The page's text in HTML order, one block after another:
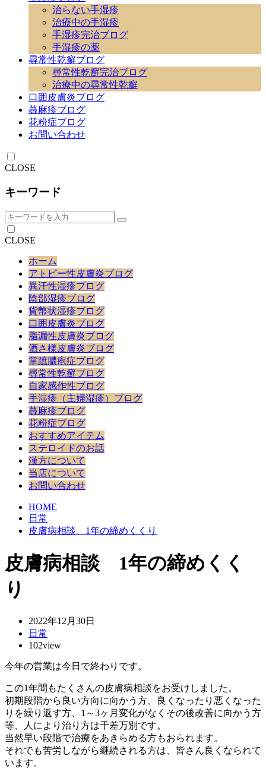
治らない手湿疹
治療中の手湿疹
手湿疹完治ブログ
手湿疹の薬
尋常性乾癬ブログ
尋常性乾癬完治ブログ
治療中の尋常性乾癬
口囲皮膚炎ブログ
蕁麻疹ブログ
花粉症ブログ
お問い合わせ
CLOSE
キーワード
CLOSE
ホーム
アトピー性皮膚炎ブログ
異汗性湿疹ブログ
陰部湿疹ブログ
貨幣状湿疹ブログ
口囲皮膚炎ブログ
脂漏性皮膚炎ブログ
酒さ様皮膚炎ブログ
掌蹠膿疱症ブログ
尋常性乾癬ブログ
自家感作性ブログ
手湿疹（主婦湿疹）ブログ
蕁麻疹ブログ
花粉症ブログ
おすすめアイテム
ステロイドのお話
漢方について
当店について
お問い合わせ
HOME
日常
皮膚病相談 1年の締めくくり
皮膚病相談 1年の締めくく
り
2022年12月30日
日常
102view
今年の営業は今日で終わりです。
この1年間もたくさんの皮膚病相談をお受けしました。
初期段階から良い方向に向かう方、良くなったり悪くなった
りを繰り返す方、1～3ヶ月変化がなくその後改善に向かう方
等、
人により治り方は千差万別です。
当然早い段階で治療をあきらめる方もおられます。
それでも苦労しながら継続される方は、皆さん良くなられて
います。